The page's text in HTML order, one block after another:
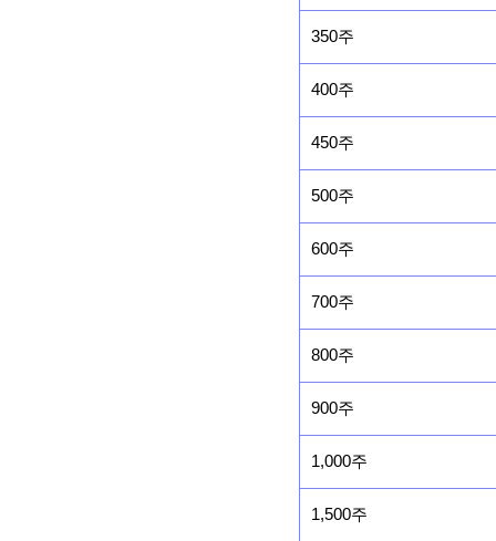
350주
400주
450주
500주
600주
700주
800주
900주
1,000주
1,500주